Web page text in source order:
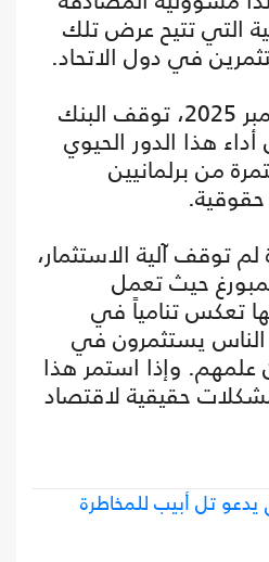
التي تتيح عرض تلك
في دول الاتحاد.
لكن في أيلول/ سبتمبر 2025، توقف البنك
أداء هذا الدور الحيوي
من برلمانيين
توقف آلية الاستثمار،
حيث تعمل
تعكس تنامياً في
الناس يستثمرون في
علمهم. وإذا استمر هذا
حقيقية لاقتصاد
تل أبيب للمخاطرة